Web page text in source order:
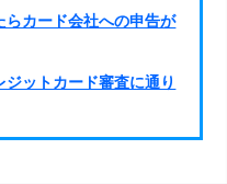
らカード会社への申告が
ットカード審査に通り